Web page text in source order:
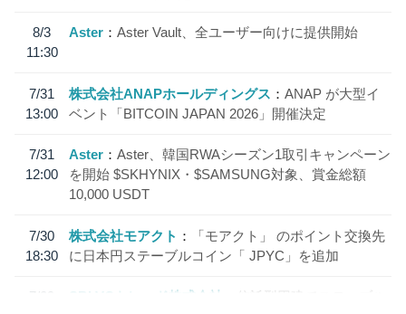
8/3
11:30
Aster Aster Vault、全ユーザー向けに提供開始
7/31
13:00
株式会社ANAPホールディングス
ANAP が大型イ
ベント「BITCOIN JAPAN 2026」開催決定
7/31
12:00
Aster
Aster、韓国RWAシーズン1取引キャンペーン
を開始 $SKHYNIX・$SAMSUNG対象、賞金総額
10,000 USDT
7/30
18:30
株式会社モアクト
「モアクト」 のポイント交換先
に日本円ステーブルコイン「 JPYC」を追加
7/29
SBI VCトレード株式会社
信託型円建てステーブル